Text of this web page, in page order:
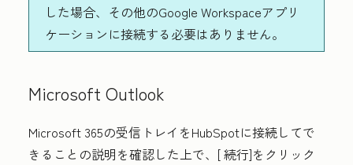
した場合、その他のGoogle Workspaceアプリ
ケーションに接続する必要はありません。
Microsoft Outlook
Microsoft 365の受信トレイをHubSpotに接続してで
きることの説明を確認した上で、[続行]をクリック